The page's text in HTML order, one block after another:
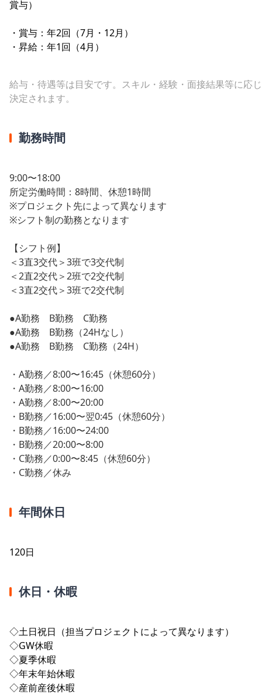
賞与）
・賞与：年2回（7月・12月）
・昇給：年1回（4月）
給与・待遇等は目安です。スキル・経験・面接結果等に応
決定されます。
勤務時間
9:00〜18:00
所定労働時間：8時間、休憩1時間
※プロジェクト先によって異なります
※シフト制の勤務となります
【シフト例】
＜3直3交代＞3班で3交代制
＜2直2交代＞2班で2交代制
＜3直2交代＞3班で2交代制
●A勤務 B勤務 C勤務
●A勤務 B勤務（24Hなし）
●A勤務 B勤務 C勤務（24H）
・A勤務／8:00〜16:45（休憩60分）
・A勤務／8:00〜16:00
・A勤務／8:00〜20:00
・B勤務／16:00〜翌0:45（休憩60分）
・B勤務／16:00〜24:00
・B勤務／20:00〜8:00
・C勤務／0:00〜8:45（休憩60分）
・C勤務／休み
年間休日
120日
休日・休暇
◇土日祝日（担当プロジェクトによって異なります）
◇GW休暇
◇夏季休暇
◇年末年始休暇
◇産前産後休暇